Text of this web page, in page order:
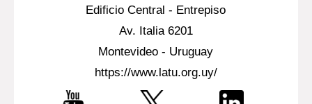
Edificio Central - Entrepiso
Av. Italia 6201
Montevideo - Uruguay
https://www.latu.org.uy/